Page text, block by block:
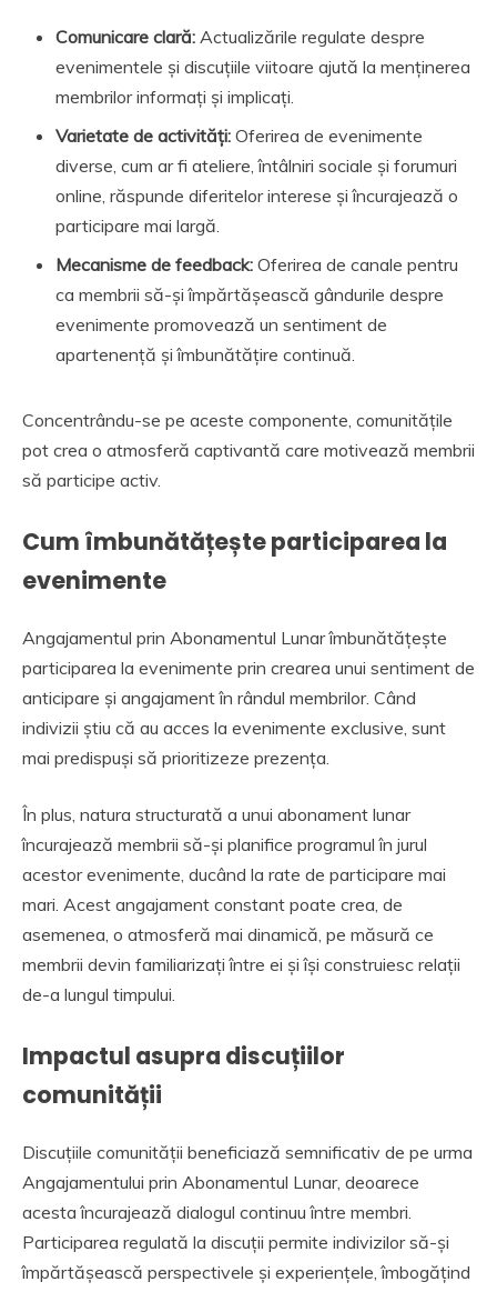
Comunicare clară: Actualizările regulate despre
evenimentele și discuțiile viitoare ajută la menținerea
membrilor informați și implicați.
Varietate de activități: Oferirea de evenimente
diverse, cum ar fi ateliere, întâlniri sociale și forumuri
online, răspunde diferitelor interese și încurajează o
participare mai largă.
Mecanisme de feedback: Oferirea de canale pentru
ca membrii să-și împărtășească gândurile despre
evenimente promovează un sentiment de
apartenență și îmbunătățire continuă.
Concentrându-se pe aceste componente, comunitățile
pot crea o atmosferă captivantă care motivează membrii
să participe activ.
Cum îmbunătățește participarea la
evenimente
Angajamentul prin Abonamentul Lunar îmbunătățește
participarea la evenimente prin crearea unui sentiment de
anticipare și angajament în rândul membrilor. Când
indivizii știu că au acces la evenimente exclusive, sunt
mai predispuși să prioritizeze prezența.
În plus, natura structurată a unui abonament lunar
încurajează membrii să-și planifice programul în jurul
acestor evenimente, ducând la rate de participare mai
mari. Acest angajament constant poate crea, de
asemenea, o atmosferă mai dinamică, pe măsură ce
membrii devin familiarizați între ei și își construiesc relații
de-a lungul timpului.
Impactul asupra discuțiilor
comunității
Discuțiile comunității beneficiază semnificativ de pe urma
Angajamentului prin Abonamentul Lunar, deoarece
acesta încurajează dialogul continuu între membri.
Participarea regulată la discuții permite indivizilor să-și
împărtășească perspectivele și experiențele, îmbogățind